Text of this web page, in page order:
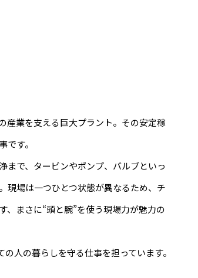
産業を支える巨大プラント。その安定稼
です。
まで、タービンやポンプ、バルブといっ
現場は一つひとつ状態が異なるため、チ
、まさに“頭と腕”を使う現場力が魅力の
人の暮らしを守る仕事を担っています。